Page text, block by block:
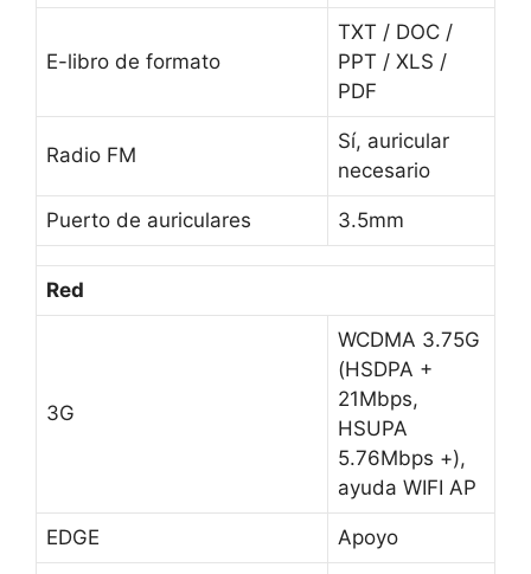
E-libro de formato
TXT / DOC /
PPT / XLS /
PDF
Radio FM
Sí, auricular
necesario
Puerto de auriculares 3.5mm
Red
3G
WCDMA 3.75G
(HSDPA +
21Mbps,
HSUPA
5.76Mbps +),
ayuda WIFI AP
EDGE Apoyo